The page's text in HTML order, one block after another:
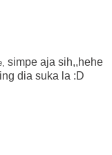
simpe aja sih,,hehe
dia suka la :D